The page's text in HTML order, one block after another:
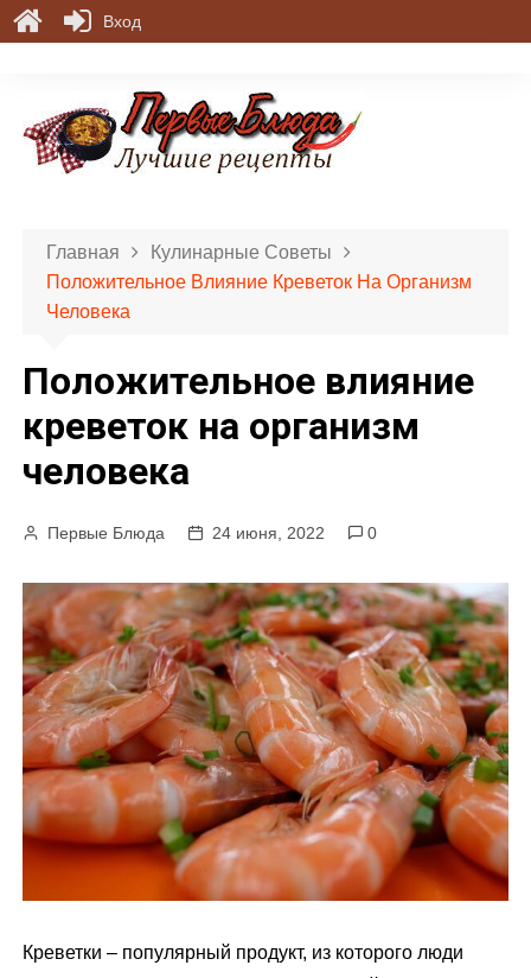
Главная
Кулинарные Советы
Положительное Влияние Креветок На Организм
Человека
Положительное влияние
креветок на организм
человека
Первые Блюда 24 июня, 2022 0
Креветки – популярный продукт, из которого люди
Вход